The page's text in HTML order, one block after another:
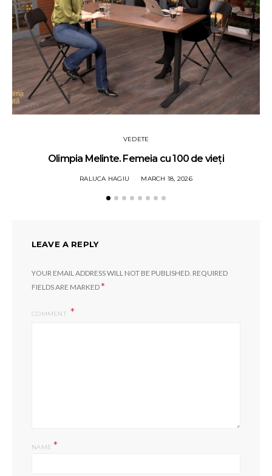
VEDETE
Olimpia Melinte. Femeia cu 100 de vieți
RALUCA HAGIU MARCH 18, 2026
LEAVE A REPLY
YOUR EMAIL ADDRESS WILL NOT BE PUBLISHED. REQUIRED
FIELDS ARE MARKED*
COMMENT
NAME*